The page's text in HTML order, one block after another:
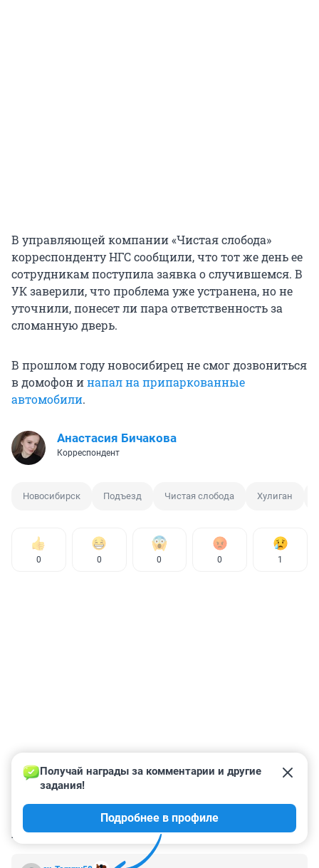
В управляющей компании «Чистая слобода»
корреспонденту НГС сообщили, что тот же день ее
сотрудникам поступила заявка о случившемся. В
УК заверили, что проблема уже устранена, но не
уточнили, понесет ли пара ответственность за
сломанную дверь.
В прошлом году новосибирец не смог дозвониться
в домофон инапал на припаркованные
автомобили.
Анастасия Бичакова
Корреспондент
Новосибирск Подъезд Чистая слобода Хулиган
0 0 0 0 1
КОММЕНТАРИИ 101
Получай награды за комментарии и другие
задания!
Подробнее в профиле